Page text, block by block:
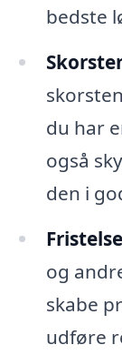
bedste
du har
også
den i
og
skabe
udføre